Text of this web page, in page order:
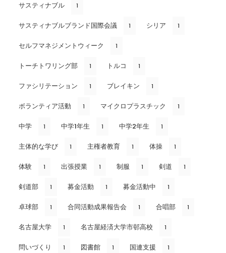
サスティナブル 1
サスティナブルブランド国際会議 1 シリア 1
セルフマネジメントウィーク 1
トーチトワリング部 1 トルコ 1
ファシリテーション 1 ブレイキン 1
ボランティア活動 1 マイクロプラスチック 1
中学 1 中学1年生 1 中学2年生 1
主体的な学び 1 主権者教育 1 体操 1
体験 1 出張授業 1 制服 1 剣道 1
剣道部 1 募金活動 1 募金活動中 1
卓球部 1 合同活動成果報告会 1 合唱部 1
名古屋大学 1 名古屋経済大学市邨高校 1
問いづくり 1 図書館 1 国連支援 1